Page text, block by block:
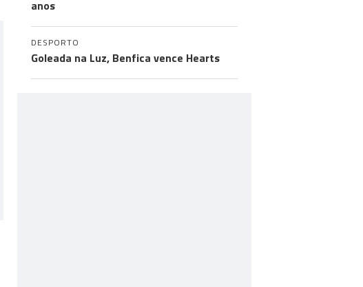
anos
DESPORTO
Goleada na Luz, Benfica vence Hearts